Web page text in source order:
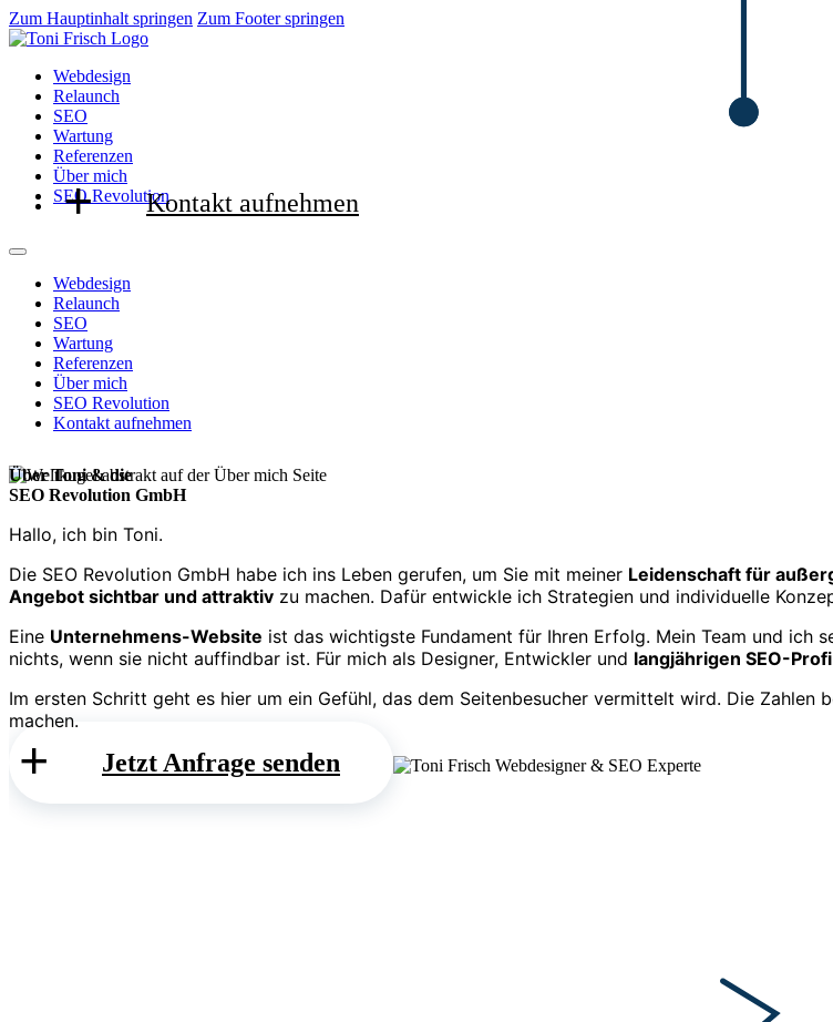
Zum Hauptinhalt springen Zum Footer springen
Webdesign
Relaunch
SEO
Wartung
Referenzen
Über mich
SEO RevolutionKontakt aufnehmen
Webdesign
Relaunch
SEO
Wartung
Referenzen
Über mich
SEO Revolution
Kontakt aufnehmen
Über Toni & die
SEO Revolution GmbH
Hallo, ich bin Toni.
Die SEO Revolution GmbH habe ich ins Leben gerufen, um Sie mit meiner Leidenschaft für
Angebot sichtbar und attraktiv zu machen. Dafür entwickle ich Strategien und individuelle
Eine Unternehmens-Website ist das wichtigste Fundament für Ihren Erfolg. Mein Team und
nichts, wenn sie nicht auffindbar ist. Für mich als Designer, Entwickler und langjährigen SEO-Profi
Im ersten Schritt geht es hier um ein Gefühl, das dem Seitenbesucher vermittelt wird. Die
machen.
Jetzt Anfrage senden